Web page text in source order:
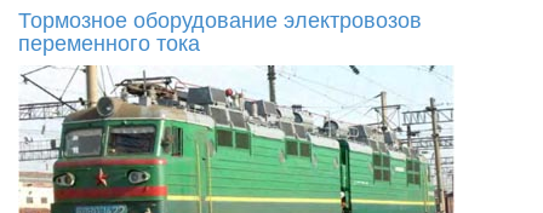
Тормозное оборудование электровозов
переменного тока